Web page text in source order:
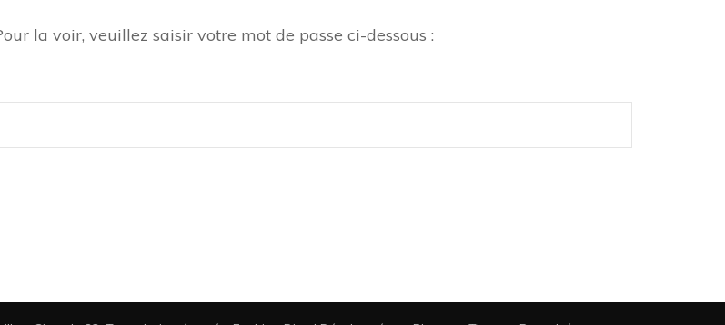
la voir, veuillez saisir votre mot de passe ci-dessous :